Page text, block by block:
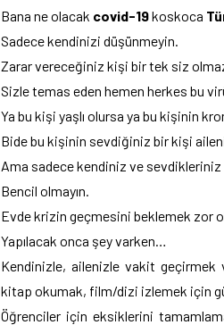
Bana ne olacak covid-19koskoca
Sadece kendinizi düşünmeyin.
Zarar vereceğiniz kişi bir tek siz
Sizle temas eden hemen herkes bu
Ya bu kişi yaşlı olursa ya bu kişinin
Bide bu kişinin sevdiğiniz bir kişi
Ama sadece kendiniz ve
Bencil olmayın.
Evde krizin geçmesini beklemek zor
Yapılacak onca şey varken…
Kendinizle, ailenizle vakit
kitap okumak, film/dizi izlemek için
Öğrenciler için eksiklerini